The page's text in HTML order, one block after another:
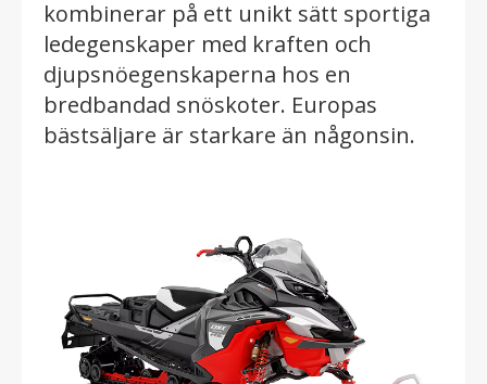
kombinerar på ett unikt sätt sportiga
ledegenskaper med kraften och
djupsnöegenskaperna hos en
bredbandad snöskoter. Europas
bästsäljare är starkare än någonsin.